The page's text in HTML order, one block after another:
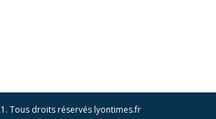
Tous droits réservés lyontimes.fr